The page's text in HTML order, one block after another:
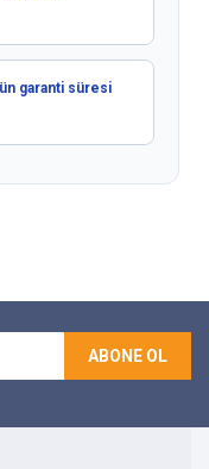
garanti süresi
ABONE OL